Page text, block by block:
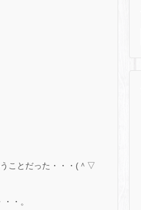
ことだった・・・(＾▽
・。